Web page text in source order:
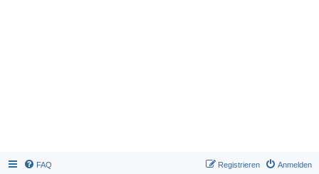
FAQ Anmelden
Registrieren